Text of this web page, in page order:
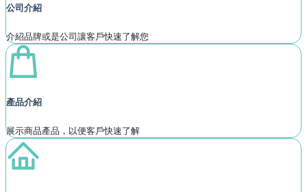
公司介紹
介紹品牌或是公司讓客戶快速了解您
產品介紹
展示商品產品，以便客戶快速了解